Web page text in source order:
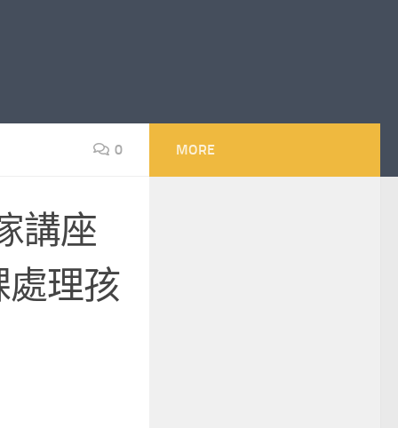
0
講座
理孩
MORE